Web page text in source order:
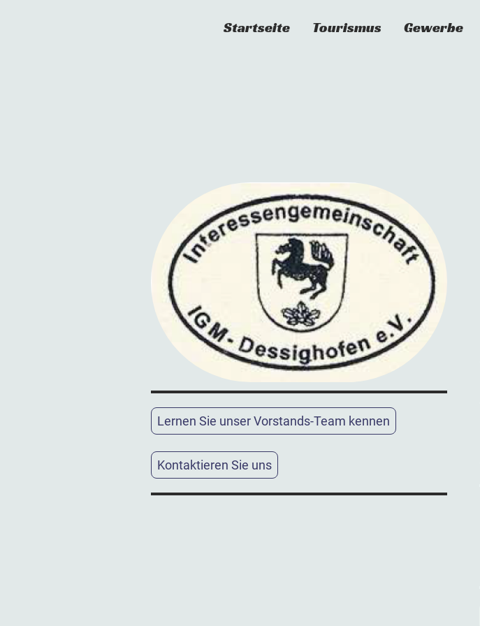
Startseite Tourismus Gewerbe
Lernen Sie unser Vorstands-Team kennen
Kontaktieren Sie uns